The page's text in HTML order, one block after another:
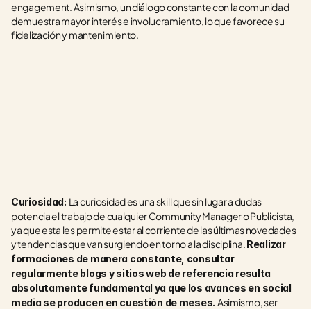
engagement. Asimismo, un diálogo constante con la comunidad
demuestra mayor interés e involucramiento, lo que favorece su
fidelización y mantenimiento.
Curiosidad: La curiosidad es una skill que sin lugar a dudas
potencia el trabajo de cualquier Community Manager o Publicista,
ya que esta les permite estar al corriente de las últimas novedades
y tendencias que van surgiendo en torno a la disciplina. Realizar
formaciones de manera constante, consultar
regularmente blogs y sitios web de referencia resulta
absolutamente fundamental ya que los avances en social
media se producen en cuestión de meses. Asimismo, ser